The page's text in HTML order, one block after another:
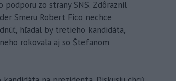
podporu zo strany SNS. Zdôraznil
Smeru Robert Fico nechce
hľadal by tretieho kandidáta,
rokovala aj so Štefanom